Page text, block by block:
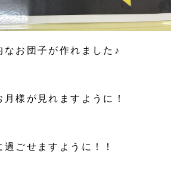
なお団子が作れました♪
月様が見れますように！
ごせますように！！